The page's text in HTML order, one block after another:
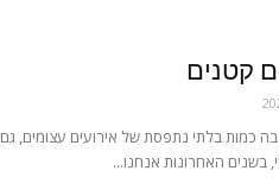
קטנים
כמות בלתי נתפסת של אירועים עצומים, גם
האחרונות אנחנו...